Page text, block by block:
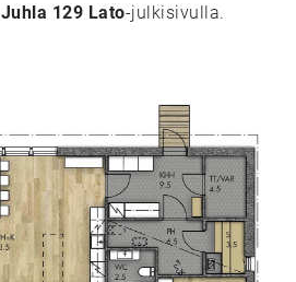
Juhla 129 Lato-julkisivulla.